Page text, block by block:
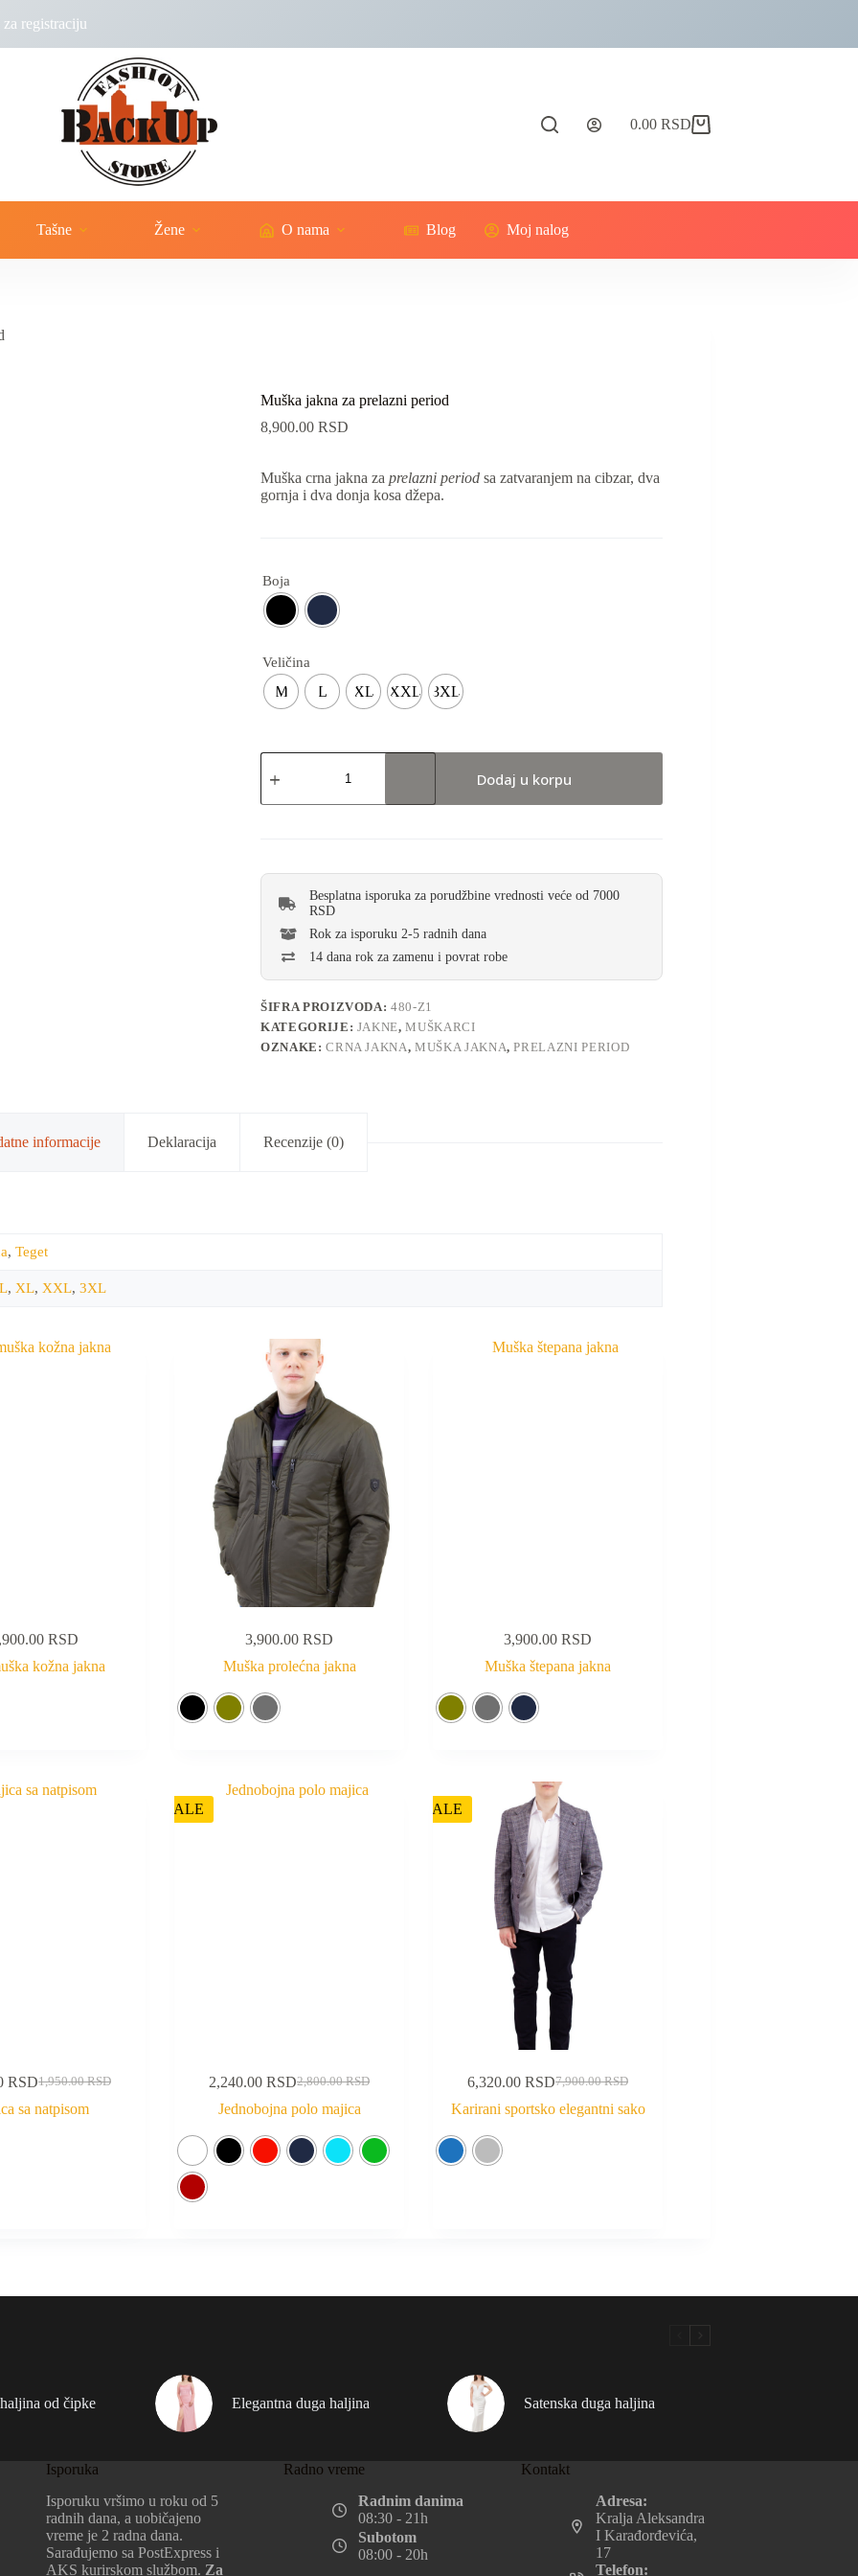
registraciju
0.00 RSD
Tašne Žene O nama Blog Moj nalog
Muška jakna za prelazni period
8,900.00 RSD
Muška crna jakna za prelazni period sa zatvaranjem na cibzar, dva
gornja i dva donja kosa džepa.
Boja
Veličina
M L XL XXL 3XL
Dodaj u korpu
Besplatna isporuka za porudžbine vrednosti veće od 7000
RSD
Rok za isporuku 2-5 radnih dana
14 dana rok za zamenu i povrat robe
ŠIFRA PROIZVODA:480-Z1
KATEGORIJE: JAKNE,MUŠKARCI
OZNAKE:CRNA JAKNA,MUŠKA JAKNA,PRELAZNI PERIOD
informacije Deklaracija Recenzije (0)
, Teget
L, XL, XXL, 3XL
RSD
kožna jakna
3,900.00 RSD
Muška prolećna jakna
3,900.00 RSD
Muška štepana jakna
1,950.00RSD
RSD
sa natpisom
SALE
2,800.00RSD
2,240.00 RSD
Jednobojna polo majica
SALE
7,900.00RSD
6,320.00 RSD
Karirani sportsko elegantni sako
od čipke Elegantna duga haljina Satenska duga haljina
Isporuka
Isporuku vršimo u roku od 5
radnih dana, a uobičajeno
vreme je 2 radna dana.
Sarađujemo sa PostExpress i
AKS kurirskom službom. Za
Radno vreme
Radnim danima
08:30 - 21h
Subotom
08:00 - 20h
Kontakt
Adresa:
Kralja Aleksandra
I Karađorđevića,
17
Telefon: